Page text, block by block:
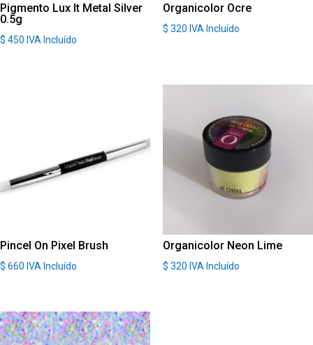
Pigmento Lux It Metal Silver
0.5g
$ 450 IVA Incluído
Organicolor Ocre
$ 320 IVA Incluído
Pincel On Pixel Brush
$ 660 IVA Incluído
Organicolor Neon Lime
$ 320 IVA Incluído